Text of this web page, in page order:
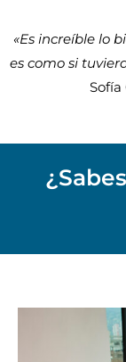
«Es increíble lo
es como si
Sofía